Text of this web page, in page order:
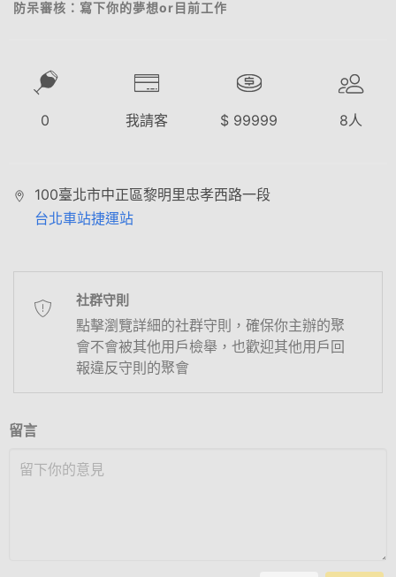
防呆審核：寫下你的夢想or目前工作
0 我請客 $ 99999 8人
100臺北市中正區黎明里忠孝西路一段
台北車站捷運站
社群守則
點擊瀏覽詳細的社群守則，確保你主辦的聚
會不會被其他用戶檢舉，也歡迎其他用戶回
報違反守則的聚會
留言